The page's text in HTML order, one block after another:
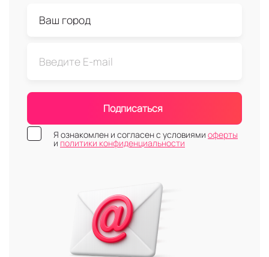
Подписаться
Я ознакомлен и согласен с условиями оферты
и политики конфиденциальности